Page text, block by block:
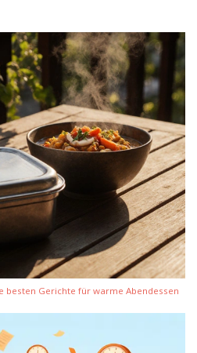
besten Gerichte für warme Abendessen